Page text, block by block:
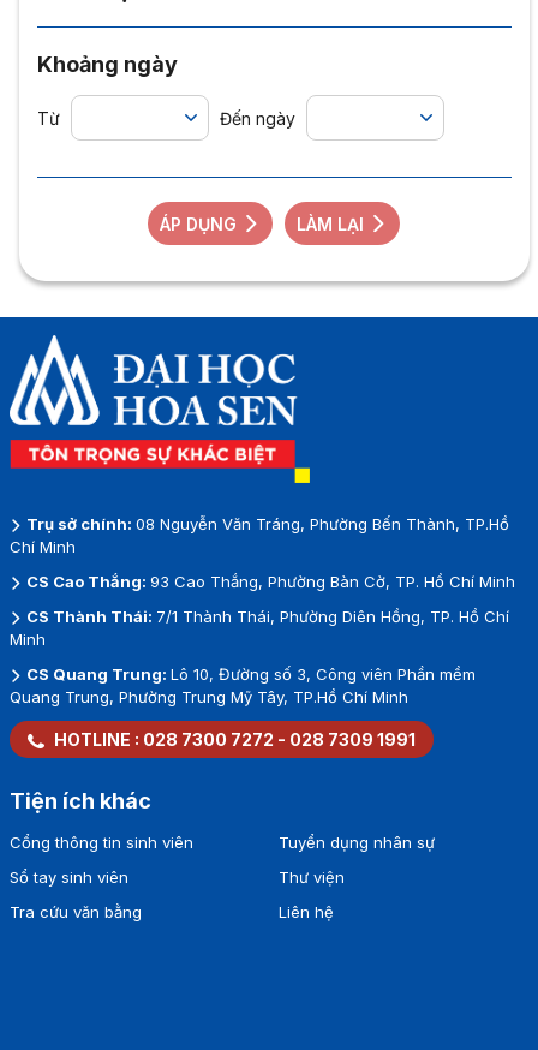
Khoảng ngày
Từ Đến ngày
ÁP DỤNG LÀM LẠI
Trụ sở chính: 08 Nguyễn Văn Tráng, Phường Bến Thành, TP.Hồ
Chí Minh
CS Cao Thắng: 93 Cao Thắng, Phường Bàn Cờ, TP. Hồ Chí Minh
CS Thành Thái: 7/1 Thành Thái, Phường Diên Hồng, TP. Hồ Chí
Minh
CS Quang Trung: Lô 10, Đường số 3, Công viên Phần mềm
Quang Trung, Phường Trung Mỹ Tây, TP.Hồ Chí Minh
HOTLINE : 028 7300 7272 - 028 7309 1991
Tiện ích khác
Cổng thông tin sinh viên
Sổ tay sinh viên
Tra cứu văn bằng
Tuyển dụng nhân sự
Thư viện
Liên hệ